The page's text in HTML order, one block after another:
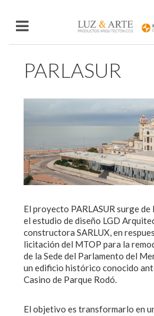
PARLASUR
El proyecto PARLASUR surge
el estudio de diseño LGD
constructora SARLUX, en
licitación del MTOP para la
de la Sede del Parlamento del
un edificio histórico conocido
Casino de Parque Rodó.
El objetivo es transformarlo en